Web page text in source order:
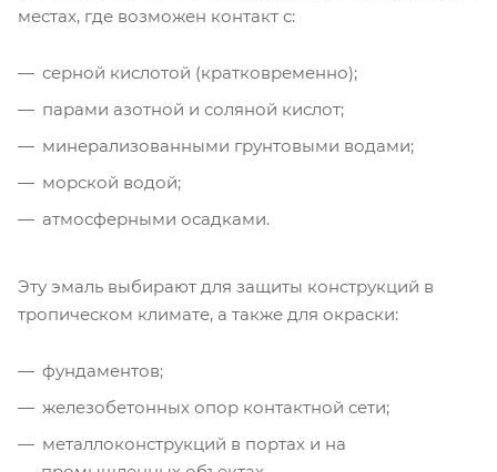
местах, где возможен контакт с:
серной кислотой (кратковременно);
парами азотной и соляной кислот;
минерализованными грунтовыми водами;
морской водой;
атмосферными осадками.
Эту эмаль выбирают для защиты конструкций в
тропическом климате, а также для окраски:
фундаментов;
железобетонных опор контактной сети;
металлоконструкций в портах и на